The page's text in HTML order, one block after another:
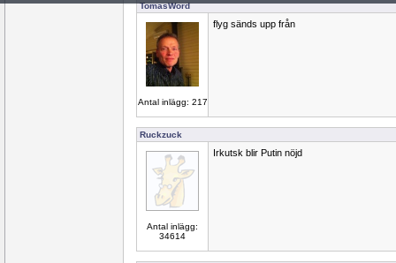
TomasWord
Antal inlägg: 217
flyg sänds upp från
Ruckzuck
Antal inlägg:
34614
Irkutsk blir Putin nöjd